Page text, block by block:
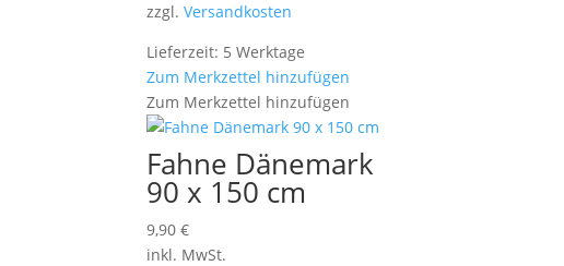
zzgl.Versandkosten
Lieferzeit: 5 Werktage
Zum Merkzettel hinzufügen
Zum Merkzettel hinzufügen
Fahne Dänemark
90 x 150 cm
9,90€
inkl. MwSt.